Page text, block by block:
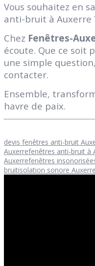
Vous souhaitez en
anti-bruit à Auxerre
Chez Fenêtres-
écoute. Que ce soit
une simple
contacter.
Ensemble,
havre de paix.
devis fenêtres anti-bruit
Auxerrefenêtres anti-bruit à
Auxerrefenêtres
bruitisolation sonore Auxerre